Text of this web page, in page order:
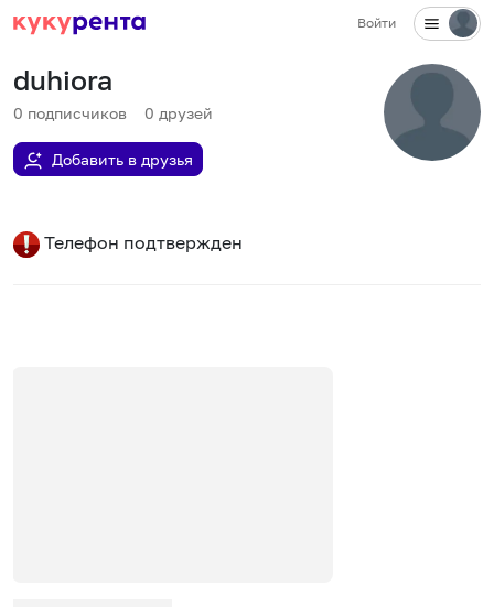
Войти
duhiora
0 подписчиков 0 друзей
Добавить в друзья
Телефон подтвержден